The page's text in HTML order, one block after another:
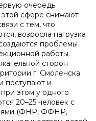
очередь
этой сфере снижают
с тем, что
возросла нагрузка
проблемы
работы.
сторон
г. Смоленска
поступают и
этом у одного
20–25 человек с
(ФНР, ФФНР,